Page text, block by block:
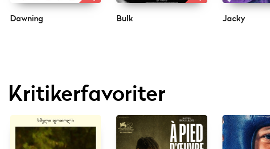
Dawning Bulk Jacky
Kritikerfavoriter